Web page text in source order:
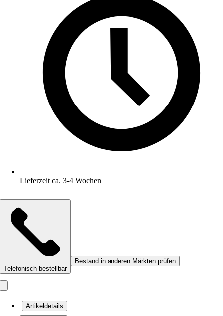
Lieferzeit ca. 3-4 Wochen
Telefonisch bestellbar
Bestand in anderen Märkten prüfen
Artikeldetails